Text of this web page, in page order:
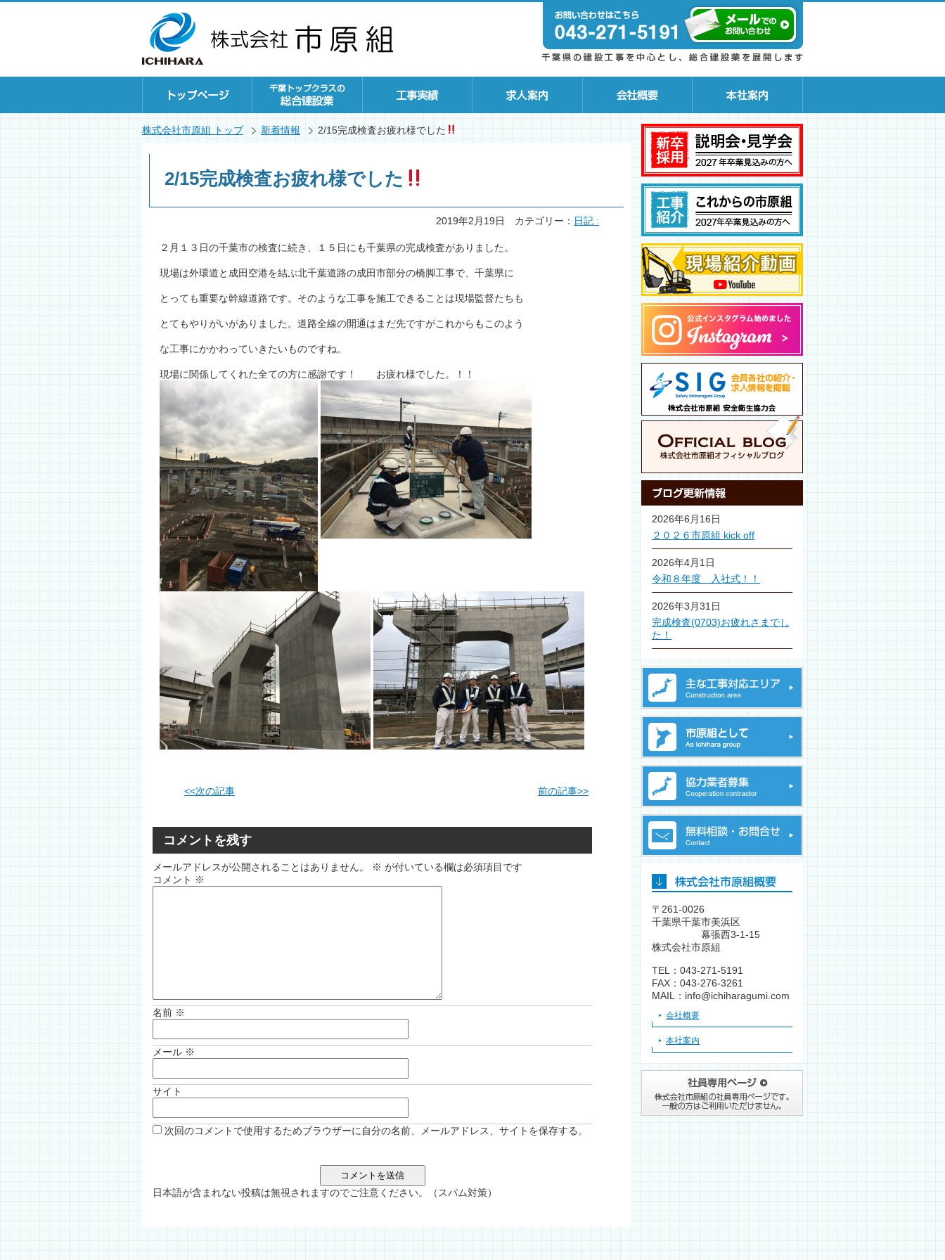
株式会社市原組 トップ 新着情報 2/15完成検査お疲れ様でした
2/15完成検査お疲れ様でした
2019年2月19日 カテゴリー： 日記 :
２月１３日の千葉市の検査に続き、１５日にも千葉県の完成検査がありました。
現場は外環道と成田空港を結ぶ北千葉道路の成田市部分の橋脚工事で、千葉県に
とっても重要な幹線道路です。そのような工事を施工できることは現場監督たちも
とてもやりがいがありました。道路全線の開通はまだ先ですがこれからもこのよう
な工事にかかわっていきたいものですね。
現場に関係してくれた全ての方に感謝です！ お疲れ様でした。！！
<<次の記事 前の記事>>
コメントを残す
メールアドレスが公開されることはありません。 ※ が付いている欄は必須項目です
コメント ※
名前 ※
メール ※
サイト
次回のコメントで使用するためブラウザーに自分の名前、メールアドレス、サイトを保存する。
日本語が含まれない投稿は無視されますのでご注意ください。（スパム対策）
2026年6月16日
２０２６市原組 kick off
2026年4月1日
令和８年度 入社式！！
2026年3月31日
完成検査(0703)お疲れさまでし
た！
〒261-0026
千葉県千葉市美浜区
幕張西3-1-15
株式会社市原組
TEL：043-271-5191
FAX：043-276-3261
MAIL：info@ichiharagumi.com
会社概要
本社案内